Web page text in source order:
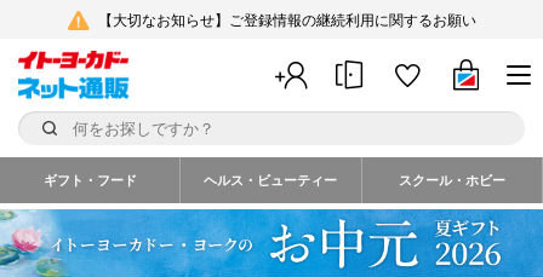
【大切なお知らせ】ご登録情報の継続利用に関するお願い
ギフト・フード ヘルス・ビューティー スクール・ホビー